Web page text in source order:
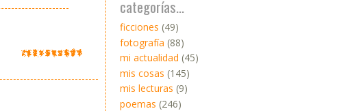
categorías...
ficciones (49)
fotografía (88)
mi actualidad (45)
mis cosas (145)
mis lecturas (9)
poemas (246)